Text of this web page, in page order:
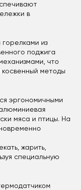
в
горелками из
поджига
что
косвенный методы
эргономичными
мяса и птицы. На
жарить,
специальную